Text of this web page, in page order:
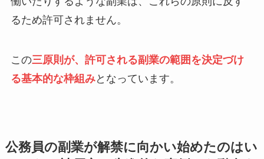
るため許可されません。
この三原則が、許可される副業の範囲を決定づけ
る基本的な枠組みとなっています。
公務員の副業が解禁に向かい始めたのはい